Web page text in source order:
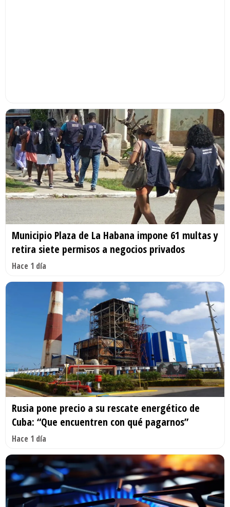
Municipio Plaza de La Habana impone 61 multas y
retira siete permisos a negocios privados
Hace 1 día
Rusia pone precio a su rescate energético de
Cuba: “Que encuentren con qué pagarnos”
Hace 1 día